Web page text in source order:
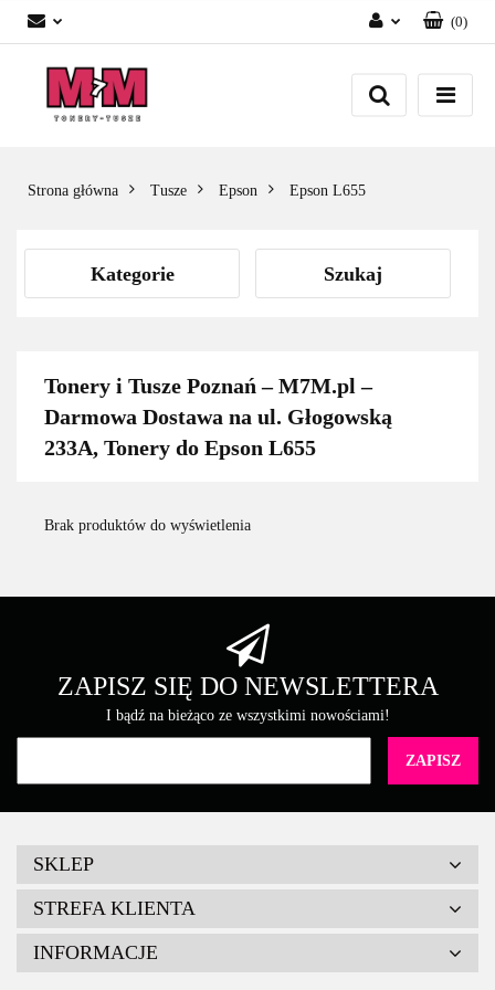
Zaloguj się
Załóż konto
(0)
Strona główna Tusze Epson Epson L655
Kategorie Szukaj
Tonery i Tusze Poznań – M7M.pl –
Darmowa Dostawa na ul. Głogowską
233A, Tonery do Epson L655
Brak produktów do wyświetlenia
ZAPISZ SIĘ DO NEWSLETTERA
I bądź na bieżąco ze wszystkimi nowościami!
SKLEP
STREFA KLIENTA
INFORMACJE